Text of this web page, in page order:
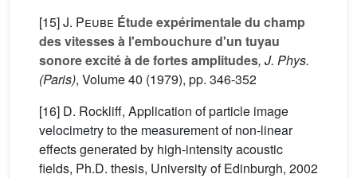
[15]J. Peube Étude expérimentale du champ
des vitesses à l'embouchure d'un tuyau
sonore excité à de fortes amplitudes, J. Phys.
(Paris), Volume 40 (1979), pp. 346-352
[16] D. Rockliff, Application of particle image
velocimetry to the measurement of non-linear
effects generated by high-intensity acoustic
fields, Ph.D. thesis, University of Edinburgh, 2002